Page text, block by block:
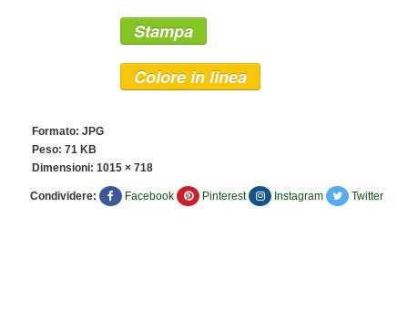
Stampa
Colore in linea
Formato: JPG
Peso: 71 KB
Dimensioni: 1015 × 718
Condividere: Facebook Pinterest Instagram Twitter